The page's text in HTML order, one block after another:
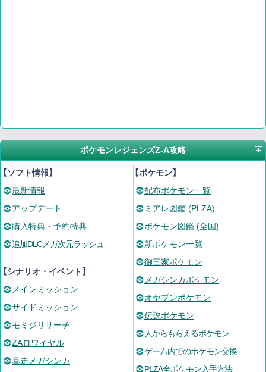
ポケモンレジェンズZ-A攻略
ソフト情報】
最新情報
アップデート
購入特典・予約特典
追加DLCメガ次元ラッシュ
シナリオ・イベント】
メインミッション
サイドミッション
モミジリサーチ
ZAロワイヤル
暴走メガシンカ
【ポケモン】
配布ポケモン一覧
ミアレ図鑑 (PLZA)
ポケモン図鑑 (全国)
新ポケモン一覧
御三家ポケモン
メガシンカポケモン
オヤブンポケモン
伝説ポケモン
人からもらえるポケモン
ゲーム内でのポケモン交換
PLZA全ポケモン入手方法